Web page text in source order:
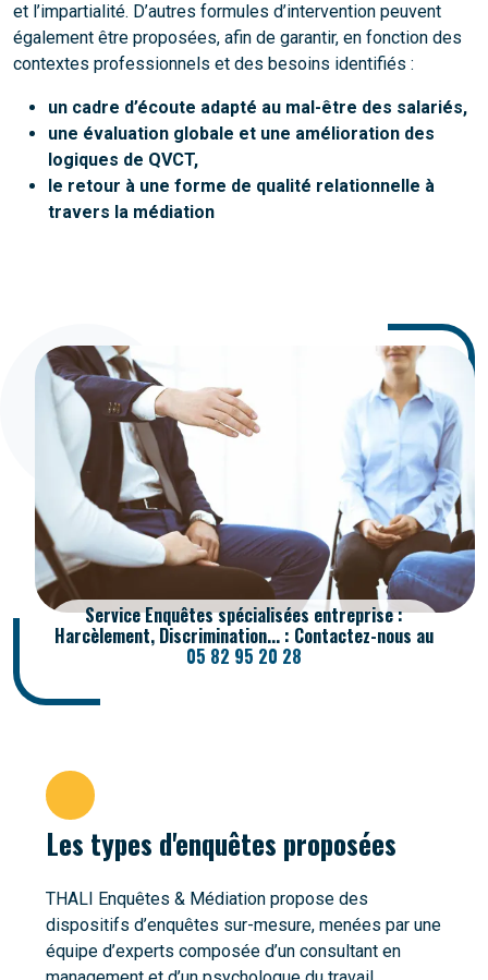
et l’impartialité. D’autres formules d’intervention peuvent
également être proposées, afin de garantir, en fonction des
contextes professionnels et des besoins identifiés :
un cadre d’écoute adapté au mal-être des salariés,
une évaluation globale et une amélioration des
logiques de QVCT,
le retour à une forme de qualité relationnelle à
travers la médiation
Service Enquêtes spécialisées entreprise :
Harcèlement, Discrimination... : Contactez-nous au
05 82 95 20 28
Les types d'enquêtes proposées
THALI Enquêtes & Médiation propose des
dispositifs d’enquêtes sur-mesure, menées par une
équipe d’experts composée d’un consultant en